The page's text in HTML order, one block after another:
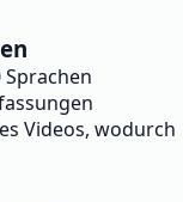
Videos, wodurch